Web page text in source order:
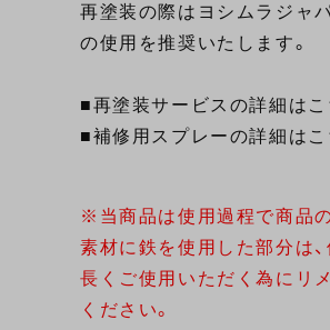
再塗装の際はヨシムラジャ
の使用を推奨いたします。
■再塗装サービスの詳細はこ
■補修用スプレーの詳細はこ
※当商品は使用過程で商品
素材に鉄を使用した部分は
長くご使用いただく為にリ
ください。